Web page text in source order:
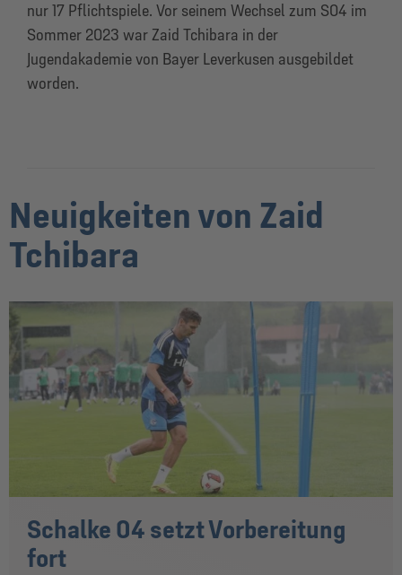
nur 17 Pflichtspiele. Vor seinem Wechsel zum S04 im
Sommer 2023 war Zaid Tchibara in der
Jugendakademie von Bayer Leverkusen ausgebildet
worden.
Neuigkeiten von Zaid
Tchibara
Schalke 04 setzt Vorbereitung
fort